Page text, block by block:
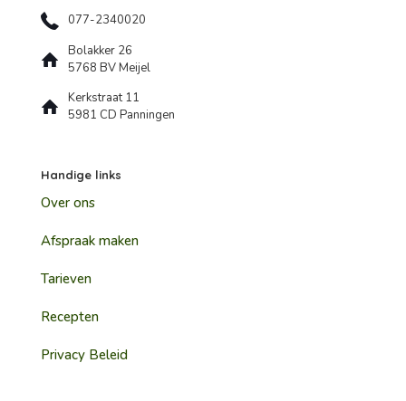
077-2340020
Bolakker 26
5768 BV Meijel
Kerkstraat 11
5981 CD Panningen
Handige links
Over ons
Afspraak maken
Tarieven
Recepten
Privacy Beleid